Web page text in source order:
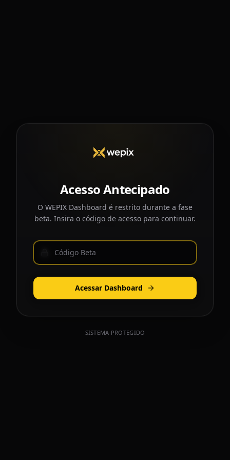
Acesso Antecipado
O WEPIX Dashboard é restrito durante a fase
beta. Insira o código de acesso para continuar.
Acessar Dashboard
SISTEMA PROTEGIDO